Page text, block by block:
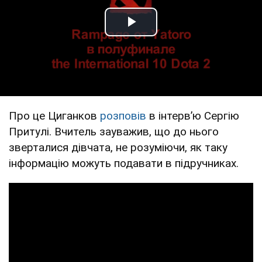
Play Video
Про це Циганков розповів в інтервʼю Сергію
Притулі. Вчитель зауважив, що до нього
зверталися дівчата, не розуміючи, як таку
інформацію можуть подавати в підручниках.